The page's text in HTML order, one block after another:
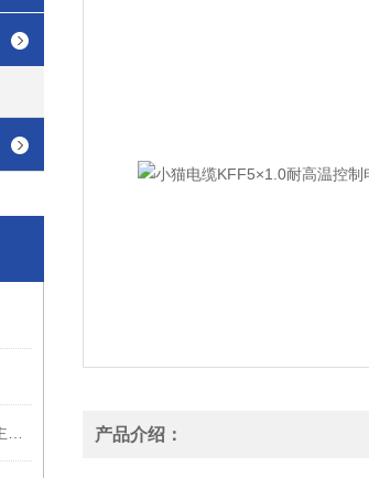
产品介绍：